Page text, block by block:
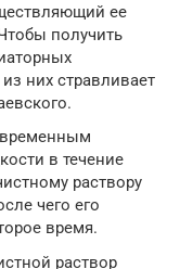
ее
получить
них стравливает
в течение
раствору
чего его
время.
раствор